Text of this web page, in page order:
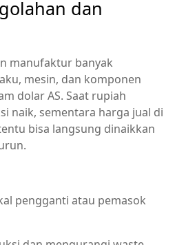
dan
manufaktur banyak
mesin, dan komponen
dolar AS. Saat rupiah
naik, sementara harga jual di
bisa langsung dinaikkan
pengganti atau pemasok